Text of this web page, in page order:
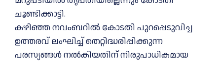
ചൂണ്ടിക്കാട്ടി.
കഴിഞ്ഞ നവംബറിൽ കോടതി പുറപ്പെടുവിച്ച
ഉത്തരവ്‌ ലംഘിച്ച്‌ തെറ്റിദ്ധരിപ്പിക്കുന്ന
പരസ്യങ്ങൾ നൽകിയതിന്‌ നിരുപാധികമായ